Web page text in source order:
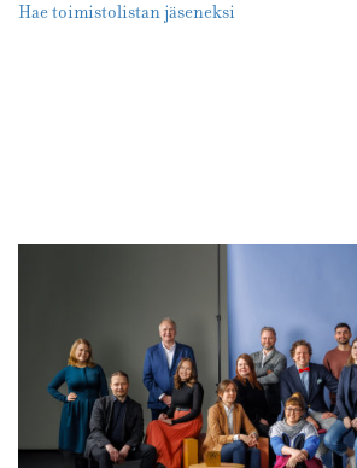
Hae toimistolistan jäseneksi